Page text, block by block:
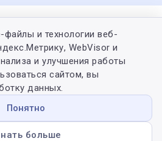
и технологии веб-
WebVisor и
и улучшения работы
сайтом, вы
данных.
Понятно
больше